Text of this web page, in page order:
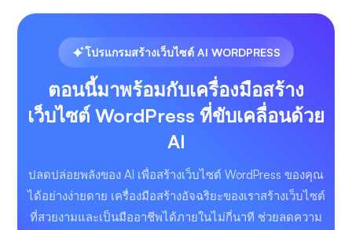
โปรแกรมสร้างเว็บไซต์ AI WORDPRESS
ตอนนี้มาพร้อมกับเครื่องมือสร้าง
เว็บไซต์ WordPress ที่ขับเคลื่อนด้วย
AI
ปลดปล่อยพลังของ AI เพื่อสร้างเว็บไซต์ WordPress ของคุณ
ได้อย่างง่ายดาย เครื่องมือสร้างอัจฉริยะของเราสร้างเว็บไซต์
ที่สวยงามและเป็นมืออาชีพได้ภายในไม่กี่นาที ช่วยลดความ